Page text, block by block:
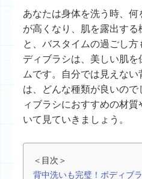
あなたは身体を洗う時、
が高くなり、肌を露出する
と、バスタイムの過ごし
ディブラシは、美しい肌
ムです。自分では見えな
は、どんな種類が良いの
ィブラシにおすすめの材
いて見ていきましょう。
＜目次＞
背中洗いも完璧！ボディブ